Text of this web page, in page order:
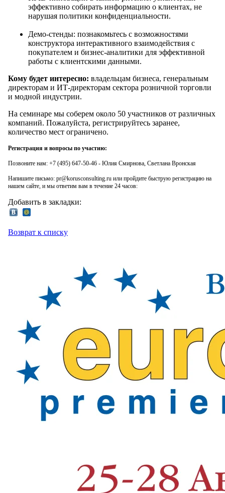
эффективно собирать информацию о клиентах, не
нарушая политики конфиденциальности.
Демо-стенды: познакомьтесь с возможностями
конструктора интерактивного взаимодействия с
покупателем и бизнес-аналитики для эффективной
работы с клиентскими данными.
Кому будет интересно: владельцам бизнеса, генеральным
директорам и ИТ-директорам сектора розничной торговли
и модной индустрии.
На семинаре мы соберем около 50 участников от различных
компаний. Пожалуйста, регистрируйтесь заранее,
количество мест ограничено.
Регистрация и вопросы по участию:
Позвоните нам: +7 (495) 647-50-46 - Юлия Смирнова, Светлана Вронская
Напишите письмо: pr@korusconsulting.ru или пройдите быструю регистрацию на
нашем сайте, и мы ответим вам в течение 24 часов:
Добавить в закладки:
Возврат к списку